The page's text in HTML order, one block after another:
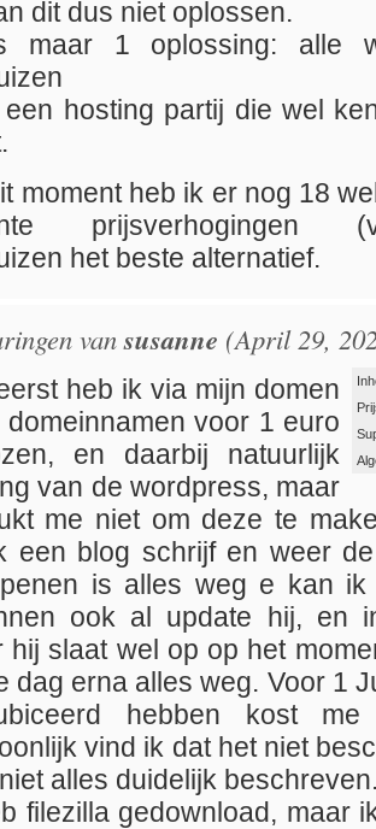
dit dus niet oplossen.
maar 1 oplossing: alle
een hosting partij die wel
moment heb ik er nog 18
prijsverhogingen
het beste alternatief.
vansusanne (April 29,
heb ik via mijn domen
domeinnamen voor 1 euro
en daarbij natuurlijk
van de wordpress, maar
me niet om deze te
een blog schrijf en weer
is alles weg e kan ik
ook al update hij, en
hij slaat wel op op het
dag erna alles weg. Voor 1
hebben kost
vind ik dat het niet
alles duidelijk
filezilla gedownload, maar